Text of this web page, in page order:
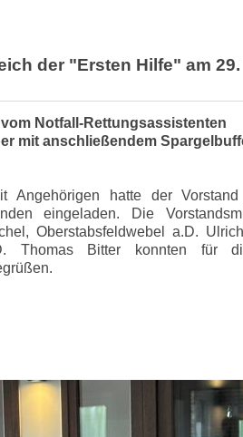
der "Ersten Hilfe" am 29.
Notfall-Rettungsassistenten
mit anschließendem
Angehörigen hatte der
eingeladen. Die
Oberstabsfeldwebel a.D.
Thomas Bitter konnten für